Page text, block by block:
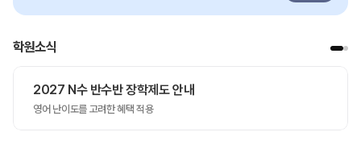
학원소식
2027 N수 반수반 장학제도 안내
영어 난이도를 고려한 혜택 적용